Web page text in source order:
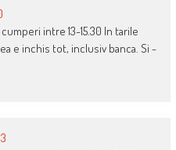
intre 13-15.30 In tarile
e inchis tot, inclusiv banca. Si -